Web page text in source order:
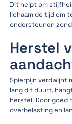
Dit helpt om
lichaam de tijd om
ondersteunen
Herstel
Spierpijn verdwijnt
lang dit duurt,
herstel. Door goed
overbelasting en